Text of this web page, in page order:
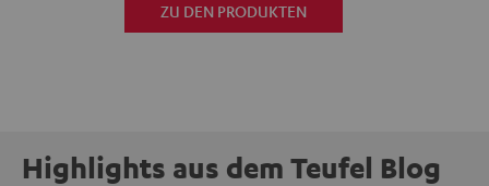
ZU DEN PRODUKTEN
Highlights aus dem Teufel Blog